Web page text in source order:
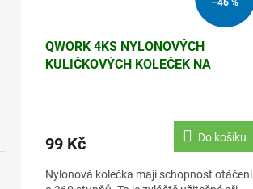
–46 %
QWORK 4KS NYLONOVÝCH
KULIČKOVÝCH KOLEČEK NA
99 Kč Do košíku
Nylonová kolečka mají schopnost otáčení